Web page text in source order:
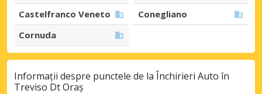
Castelfranco Veneto
Conegliano
Cornuda
Informații despre punctele de la Închirieri Auto în
Treviso Dt Oraș